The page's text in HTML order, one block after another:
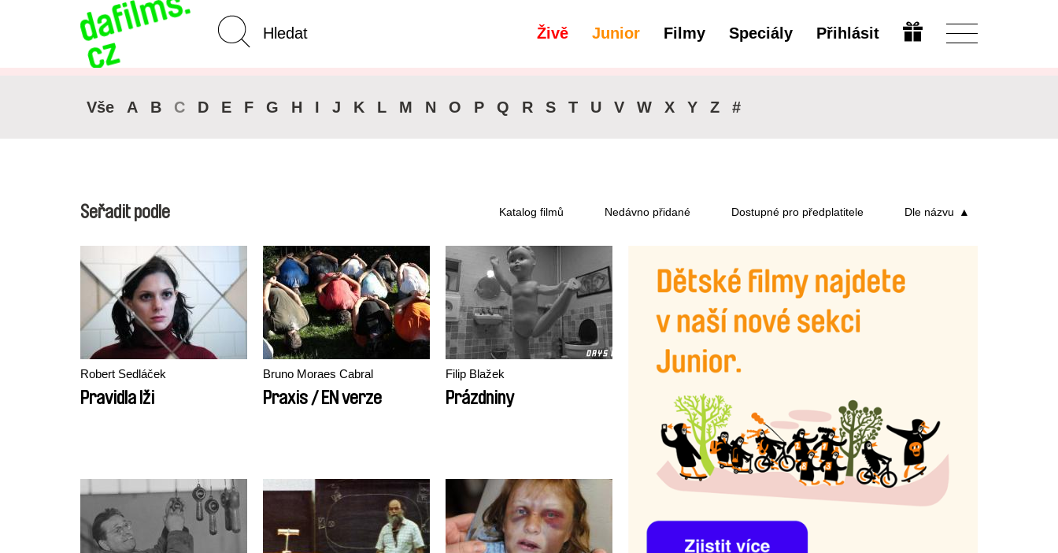
Živě Junior Filmy Speciály Přihlásit
Pokročilé vyhledávání Upravit
Vše A B C D E F G H I J K L M N O P Q R S T U V W X Y Z #
Seřadit podle Katalog filmů Nedávno přidané Dostupné pro předplatitele Dle názvu
Robert Sedláček
Pravidla lži
Bruno Moraes Cabral
Praxis / EN verze
Filip Blažek
Prázdniny